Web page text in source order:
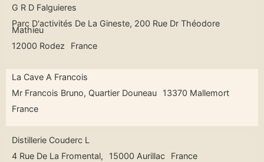
G R D Falguieres
Parc D'activités De La Gineste, 200 Rue Dr Théodore
Mathieu
12000 Rodez
France
La Cave A Francois
Mr Francois Bruno, Quartier Douneau
13370 Mallemort
France
Distillerie Couderc L
4 Rue De La Fromental,
15000 Aurillac France